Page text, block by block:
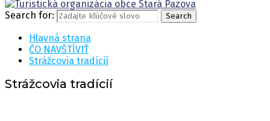
Search for: Search
Hlavná strana
ČO NAVŠTĺVIŤ
Strážcovia tradícií
Strážcovia tradícií